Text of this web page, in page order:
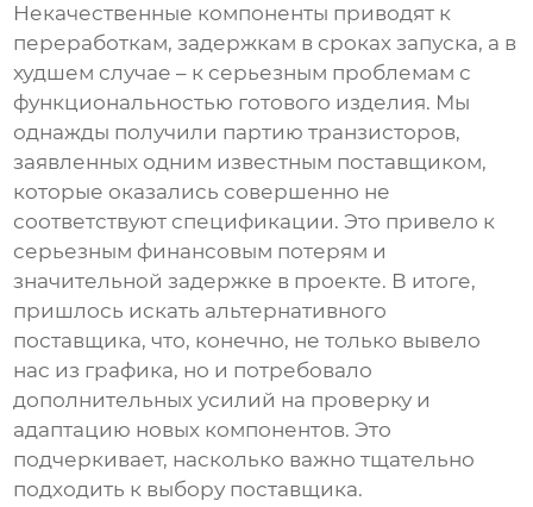
Некачественные компоненты приводят к
переработкам, задержкам в сроках запуска, а в
худшем случае – к серьезным проблемам с
функциональностью готового изделия. Мы
однажды получили партию транзисторов,
заявленных одним известным поставщиком,
которые оказались совершенно не
соответствуют спецификации. Это привело к
серьезным финансовым потерям и
значительной задержке в проекте. В итоге,
пришлось искать альтернативного
поставщика, что, конечно, не только вывело
нас из графика, но и потребовало
дополнительных усилий на проверку и
адаптацию новых компонентов. Это
подчеркивает, насколько важно тщательно
подходить к выбору поставщика.